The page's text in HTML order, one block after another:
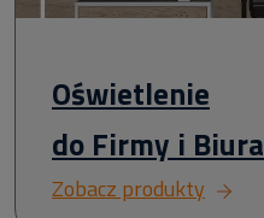
Oświetlenie
do Firmy i Biura
Zobacz produkty